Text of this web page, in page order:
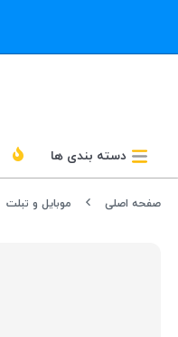
دسته بندی ها
صفحه اصلی موبایل و تبلت